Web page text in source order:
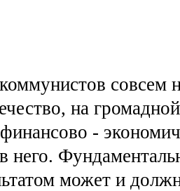
совсем
на
-
него.
может и